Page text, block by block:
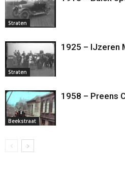
Straten
Straten
1925 – IJzeren
Beekstraat
1958 – Preens